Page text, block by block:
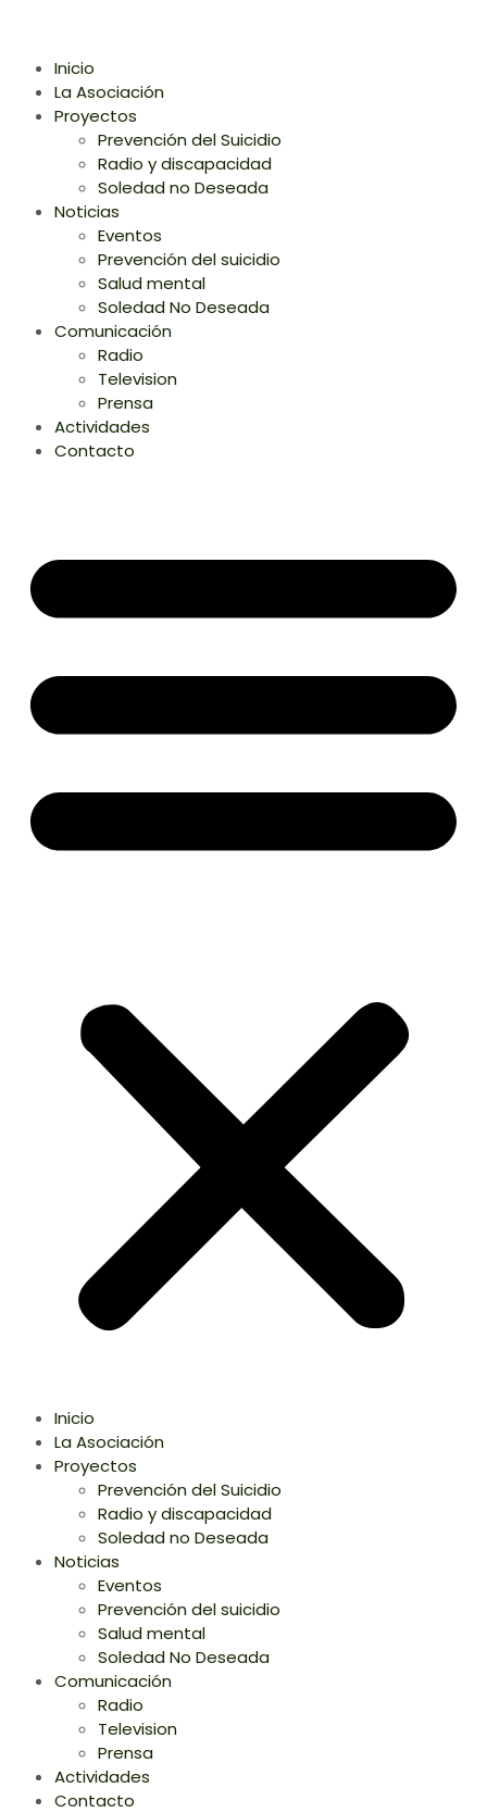
Inicio
La Asociación
Proyectos
Prevención del Suicidio
Radio y discapacidad
Soledad no Deseada
Noticias
Eventos
Prevención del suicidio
Salud mental
Soledad No Deseada
Comunicación
Radio
Television
Prensa
Actividades
Contacto
Inicio
La Asociación
Proyectos
Prevención del Suicidio
Radio y discapacidad
Soledad no Deseada
Noticias
Eventos
Prevención del suicidio
Salud mental
Soledad No Deseada
Comunicación
Radio
Television
Prensa
Actividades
Contacto